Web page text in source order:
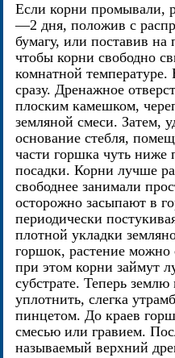
Если корни промывали,
—2 дня, положив с
бумагу, или поставив
чтобы корни свободно
комнатной
сразу. Дренажное
плоским камешком,
земляной смеси. Затем,
основание стебля,
части горшка чуть ниже
посадки. Корни лучше
свободнее занимали
осторожно засыпают в
периодически
плотной укладки
горшок, растение можно
при этом корни займут
субстрате. Теперь
уплотнить, слегка
пинцетом. До краев
смесью или гравием.
называемый верхний